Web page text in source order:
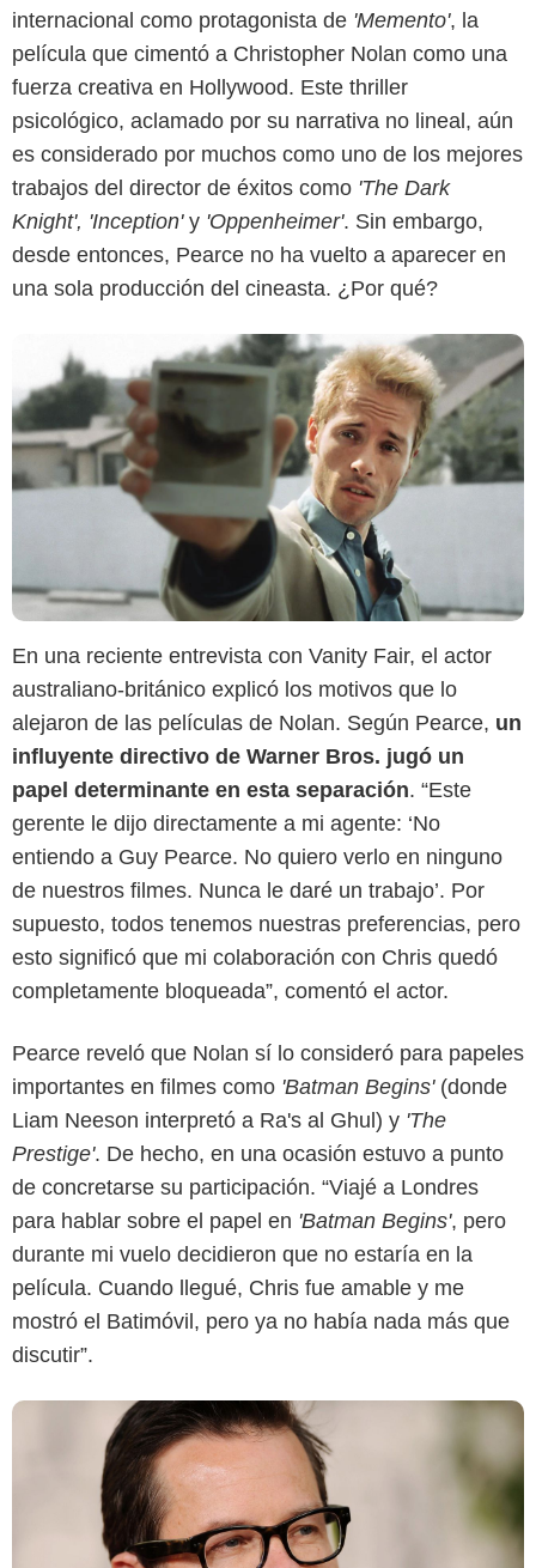
internacional como protagonista de 'Memento', la
película que cimentó a Christopher Nolan como una
fuerza creativa en Hollywood. Este thriller
psicológico, aclamado por su narrativa no lineal, aún
es considerado por muchos como uno de los mejores
trabajos del director de éxitos como 'The Dark
Knight', 'Inception'y 'Oppenheimer'. Sin embargo,
desde entonces, Pearce no ha vuelto a aparecer en
una sola producción del cineasta. ¿Por qué?
Google
En una reciente entrevista con Vanity Fair, el actor
australiano-británico explicó los motivos que lo
alejaron de las películas de Nolan. Según Pearce, un
influyente directivo de Warner Bros. jugó un
papel determinante en esta separación. “Este
gerente le dijo directamente a mi agente: ‘No
entiendo a Guy Pearce. No quiero verlo en ninguno
de nuestros filmes. Nunca le daré un trabajo’. Por
supuesto, todos tenemos nuestras preferencias, pero
esto significó que mi colaboración con Chris quedó
completamente bloqueada”, comentó el actor.
Pearce reveló que Nolan sí lo consideró para papeles
importantes en filmes como 'Batman Begins' (donde
Liam Neeson interpretó a Ra's al Ghul) y 'The
Prestige'. De hecho, en una ocasión estuvo a punto
de concretarse su participación. “Viajé a Londres
para hablar sobre el papel en 'Batman Begins', pero
durante mi vuelo decidieron que no estaría en la
película. Cuando llegué, Chris fue amable y me
mostró el Batimóvil, pero ya no había nada más que
discutir”.